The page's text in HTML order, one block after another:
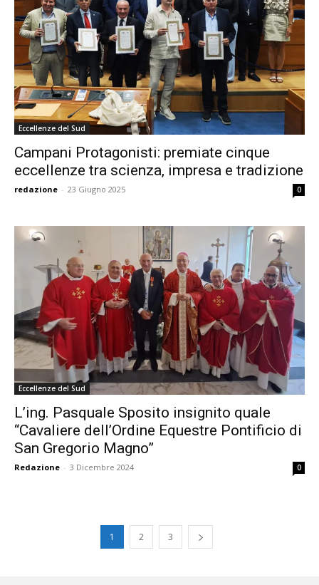
Eccellenze del Sud
Campani Protagonisti: premiate cinque
eccellenze tra scienza, impresa e tradizione
redazione - 23 Giugno 2025 0
Eccellenze del Sud
L’ing. Pasquale Sposito insignito quale
“Cavaliere dell’Ordine Equestre Pontificio di
San Gregorio Magno”
Redazione - 3 Dicembre 2024 0
1 2 3